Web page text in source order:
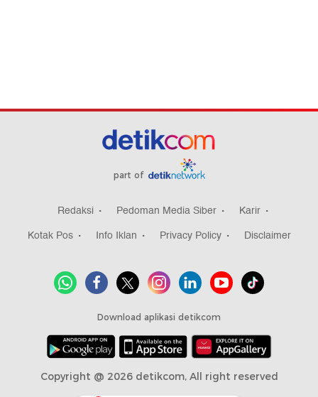
part of
Redaksi Pedoman Media Siber
Karir
Kotak Pos
Info Iklan Privacy Policy Disclaimer
Download aplikasi detikcom
Copyright @ 2026 detikcom, All right reserved